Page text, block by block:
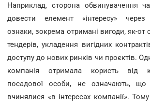
Наприклад, сторона обвинувачення
довести елемент «інтересу» через
ознаки, зокрема отримані вигоди, як-от
тендерів, укладення вигідних
доступу до нових ринків чи проєктів.
компанія отримала користь від
посадової особи, не означають, що
вчинялися «в інтересах компанії».